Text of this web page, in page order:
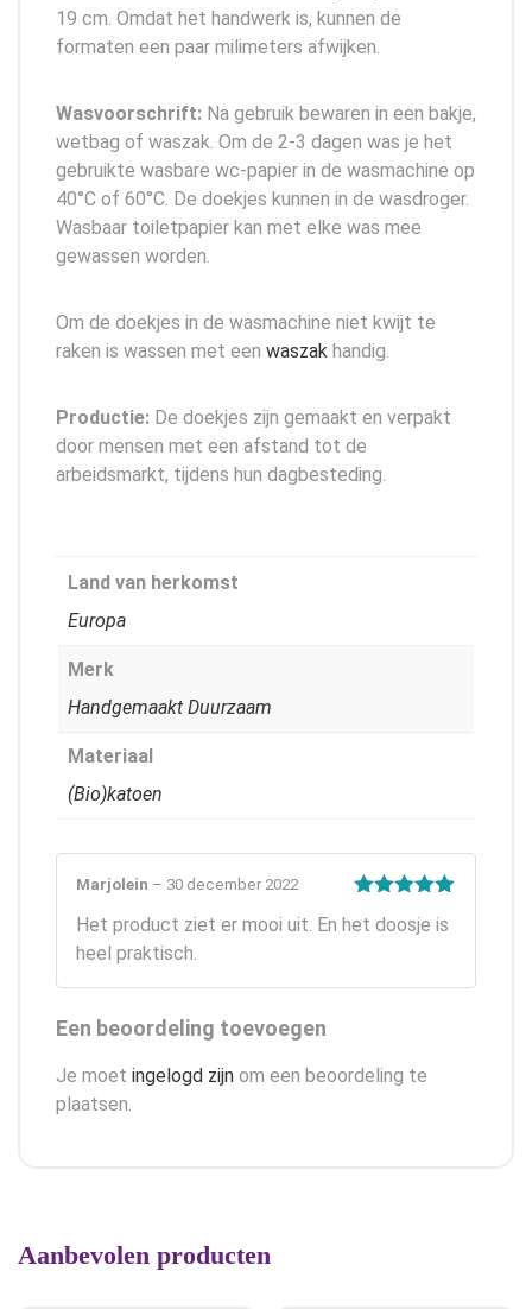
19 cm. Omdat het handwerk is, kunnen de
formaten een paar milimeters afwijken.
Wasvoorschrift: Na gebruik bewaren in een bakje,
wetbag of waszak. Om de 2-3 dagen was je het
gebruikte wasbare wc-papier in de wasmachine op
40°C of 60°C. De doekjes kunnen in de wasdroger.
Wasbaar toiletpapier kan met elke was mee
gewassen worden.
Om de doekjes in de wasmachine niet kwijt te
raken is wassen met een waszak handig.
Productie: De doekjes zijn gemaakt en verpakt
door mensen met een afstand tot de
arbeidsmarkt, tijdens hun dagbesteding.
Land van herkomst
Europa
Merk
Handgemaakt Duurzaam
Materiaal
(Bio)katoen
5uit 5
Marjolein – 30 december 2022
Het product ziet er mooi uit. En het doosje is
heel praktisch.
Een beoordeling toevoegen
Je moet ingelogd zijn om een beoordeling te
plaatsen.
Aanbevolen producten